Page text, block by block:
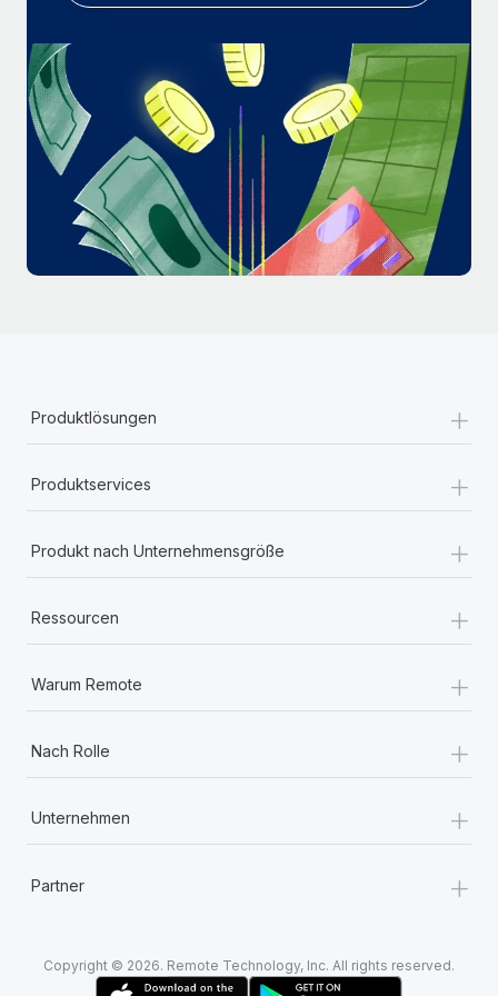
Mehr erfahren
Produktlösungen +
Produktservices +
Produkt nach Unternehmensgröße +
Ressourcen +
Warum Remote +
Nach Rolle +
Unternehmen +
Partner +
Copyright © 2026. Remote Technology, Inc. All rights reserved.